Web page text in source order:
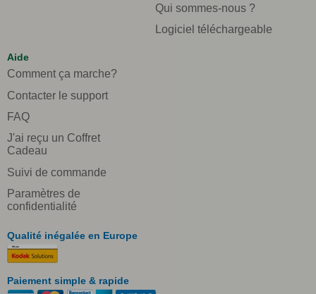
Qui sommes-nous ?
Logiciel téléchargeable
Aide
Comment ça marche?
Contacter le support
FAQ
J'ai reçu un Coffret
Cadeau
Suivi de commande
Paramètres de
confidentialité
Qualité inégalée en Europe
Paiement simple & rapide